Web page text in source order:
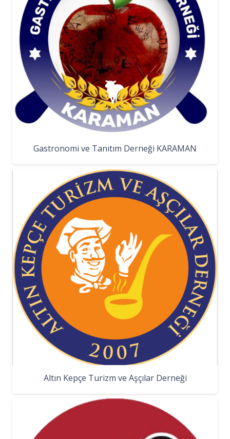
Gastronomi ve Tanıtım Derneği KARAMAN
Altın Kepçe Turizm ve Aşçılar Derneği